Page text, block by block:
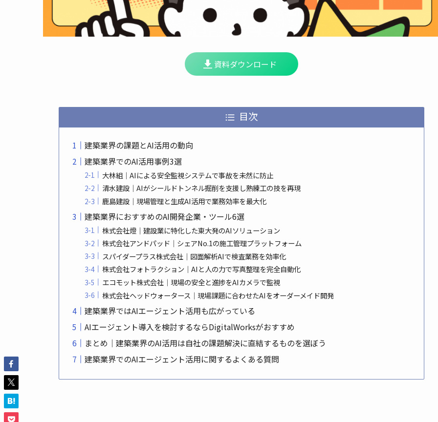
資料ダウンロード
目次
建築業界の課題とAI活用の動向
建築業界でのAI活用事例3選
大林組｜AIによる安全監視システムで事故を未然に防止
清水建設｜AIがシールドトンネル掘削を支援し熟練工の技を再現
鹿島建設｜現場管理と生成AI活用で業務効率を最大化
建築業界におすすめのAI開発企業・ツール6選
株式会社燈｜建設業に特化した東大発のAIソリューション
株式会社アンドパッド｜シェアNo.1の施工管理プラットフォーム
スパイダープラス株式会社｜図面解析AIで検査業務を効率化
株式会社フォトラクション｜AIと人の力で写真整理を完全自動化
エコモット株式会社｜現場の安全と進捗をAIカメラで監視
株式会社ヘッドウォータース｜現場課題に合わせたAIをオーダーメイド開発
建築業界ではAIエージェント活用も広がっている
AIエージェント導入を検討するならDigitalWorksがおすすめ
まとめ｜建築業界のAI活用は自社の課題解決に直結するものを選ぼう
建築業界でのAIエージェント活用に関するよくある質問